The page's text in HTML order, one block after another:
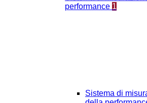
performance 1
Sistema di